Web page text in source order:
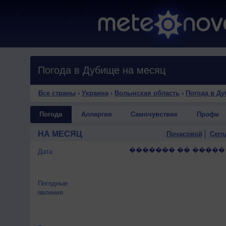
Погода в Дубище на месяц
Все страны › Украина› Волынская область › Погода в
Погода Аллергия Самочувствие Профи
НА МЕСЯЦ Почасовой
Дата
Погодные
явления
������� ��